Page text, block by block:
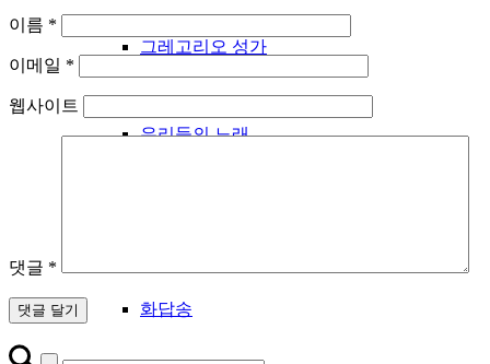
그레고리오 성가
우리들의 노래
화답송
이름 *
이메일 *
웹사이트
댓글 *